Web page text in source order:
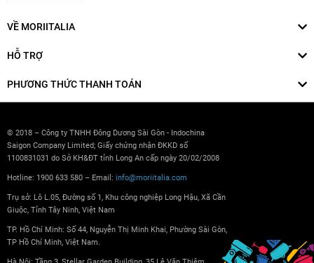
VỀ MORIITALIA
HỖ TRỢ
PHƯƠNG THỨC THANH TOÁN
© 2018 – Công ty TNHH Đông Dương Sài Gòn - Indochina
Saigon Company Limited; Giấy chứng nhận ĐKKD số
1100831031 do Sở KH&ĐT tỉnh Long An cấp ngày 20/02/2008
Hotline: 1900 633 580 – Email: info@moriitalia.com
Trụ sở: Lô L.05, Đường số 1, Khu công nghiệp Long Hậu, Xã Cần
Giuộc, Tỉnh Tây Ninh, Việt Nam
TP. Hồ Chí Minh: Số 44, Nguyễn Thị Minh Khai, Phường Sài Gòn,
TP Hồ Chí Minh, Việt Nam.